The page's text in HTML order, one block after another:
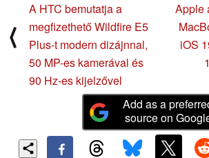
⟨
A HTC bemutatja a
megfizethető Wildfire E5
Plus-t modern dizájnnal,
50 MP-es kamerával és
90 Hz-es kijelzővel
Apple
iOS
Add as a
source on